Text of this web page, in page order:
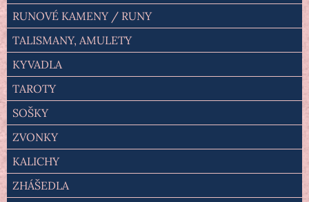
RUNOVÉ KAMENY / RUNY
TALISMANY, AMULETY
KYVADLA
TAROTY
SOŠKY
ZVONKY
KALICHY
ZHÁŠEDLA